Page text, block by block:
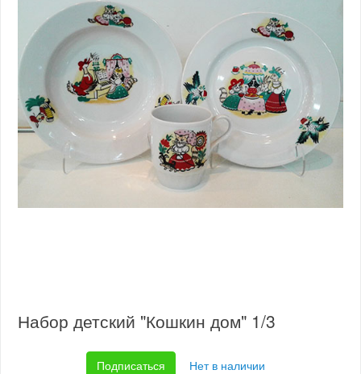
Набор детский "Кошкин дом" 1/3
Подписаться Нет в наличии